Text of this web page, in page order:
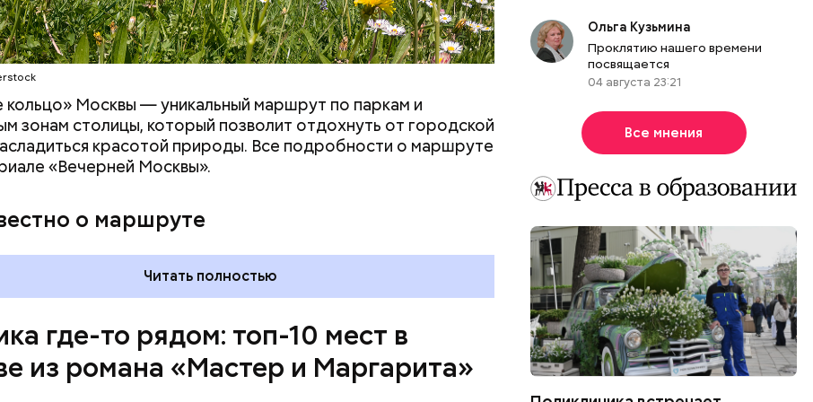
кольцо» Москвы — уникальный маршрут по паркам и
зонам столицы, который позволит отдохнуть от городской
красотой природы. Все подробности о маршруте
«Вечерней Москвы».
о маршруте
Читать полностью
где-то рядом: топ-10 мест в
из романа «Мастер и Маргарита»
момент квартира на Большой Садовой стала Музеем
В ней воссоздана атмосфера жизни и быта начала ХХ века с
вещей, которые имеют отношение к роману.
Ольга Кузьмина
Проклятию нашего времени
посвящается
04 августа 23:21
Все мнения